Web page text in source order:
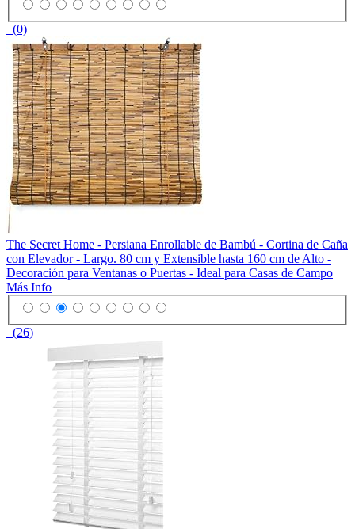
(0)
The Secret Home - Persiana Enrollable de Bambú - Cortina de Caña
con Elevador - Largo. 80 cm y Extensible hasta 160 cm de Alto -
Decoración para Ventanas o Puertas - Ideal para Casas de Campo
Más Info
(26)